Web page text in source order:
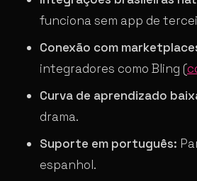
funciona sem app de
Conexão com
integradores como Bling (
Curva de aprendizado
drama.
Suporte em português:
espanhol.